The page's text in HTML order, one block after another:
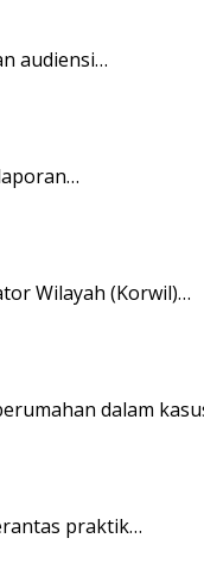
audiensi…
Wilayah (Korwil)…
dalam
praktik…